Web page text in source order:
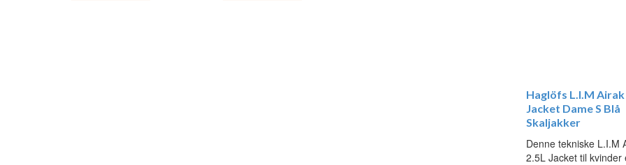
Haglöfs L.I.M Airak
Jacket Dame S Blå
Skaljakker
Denne tekniske L.I.M
2.5L Jacket til kvinder